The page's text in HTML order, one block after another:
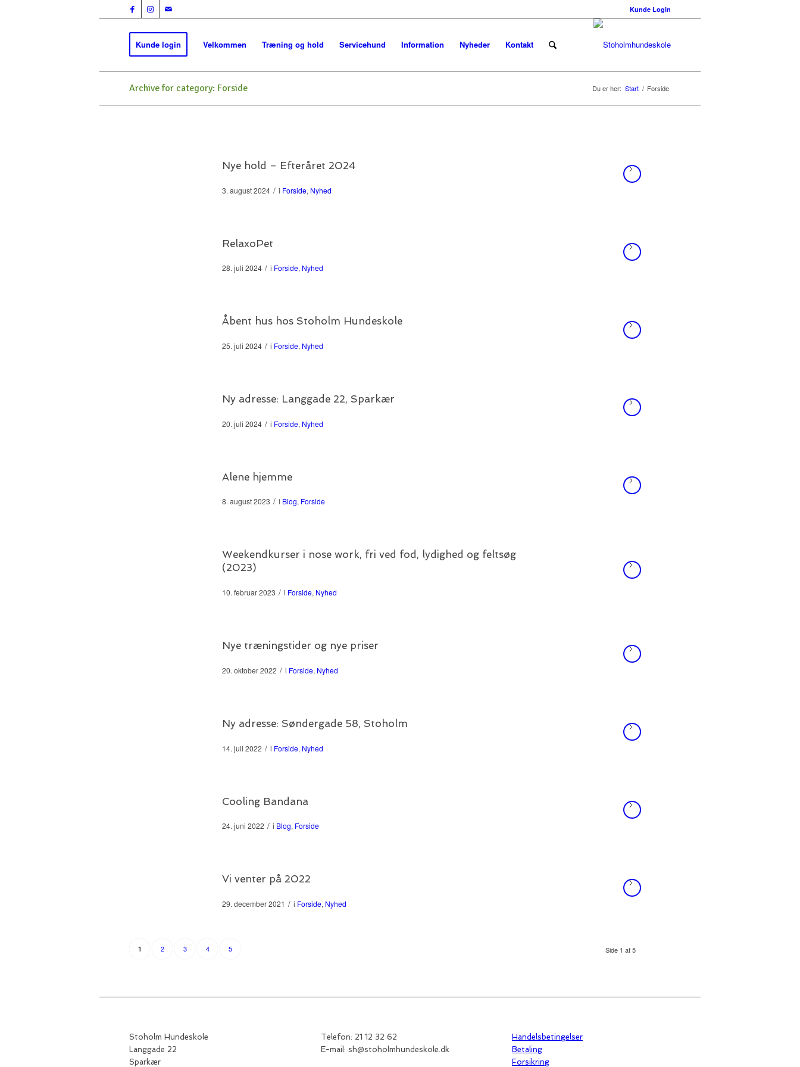
Kunde Login
Kunde login Velkommen Træning og hold Servicehund Information Nyheder Kontakt
Archive for category: Forside Du er her: Start / Forside
Nye hold – Efteråret 2024
3. august 2024 / i Forside, Nyhed
RelaxoPet
28. juli 2024 / i Forside, Nyhed
Åbent hus hos Stoholm Hundeskole
25. juli 2024 / i Forside, Nyhed
Ny adresse: Langgade 22, Sparkær
20. juli 2024 / i Forside, Nyhed
Alene hjemme
8. august 2023 / i Blog, Forside
Weekendkurser i nose work, fri ved fod, lydighed og feltsøg
(2023)
10. februar 2023 / i Forside, Nyhed
Nye træningstider og nye priser
20. oktober 2022 / i Forside, Nyhed
Ny adresse: Søndergade 58, Stoholm
14. juli 2022 / i Forside, Nyhed
Cooling Bandana
24. juni 2022 / i Blog, Forside
Vi venter på 2022
29. december 2021 / i Forside, Nyhed
Side 1 af 5
1 2 3 4 5
Stoholm Hundeskole
Langgade 22
Sparkær
Telefon: 21 12 32 62
E-mail: sh@stoholmhundeskole.dk
Handelsbetingelser
Betaling
Forsikring